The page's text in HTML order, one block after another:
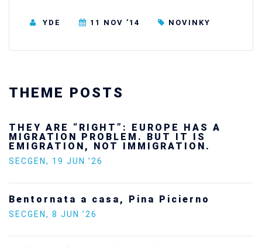
YDE 11 NOV ’14 NOVINKY
THEME POSTS
EUROPE HAS A
BUT IT IS
Pina Picierno
Ukraine’s youth
future — and we
SECGEN, 24 FEB ’26
Europe on the